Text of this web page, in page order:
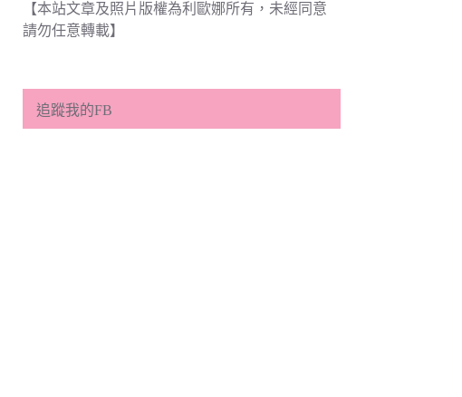
【本站文章及照片版權為利歐娜所有，未經同意
請勿任意轉載】
追蹤我的FB